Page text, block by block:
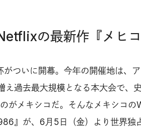
の最新作『メヒ
がついに開幕。今年の開催地は、
え過去最大規模となる本大会で、
がメキシコだ。そんなメキシコ
』が、6月5日（金）より世界独